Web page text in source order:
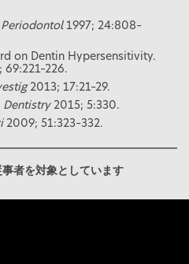
Periodontol1997; 24:808–
on Dentin Hypersensitivity.
2013; 17:21–29.
Dentistry2015; 5:330.
2009; 51:323–332.
者を対象としています